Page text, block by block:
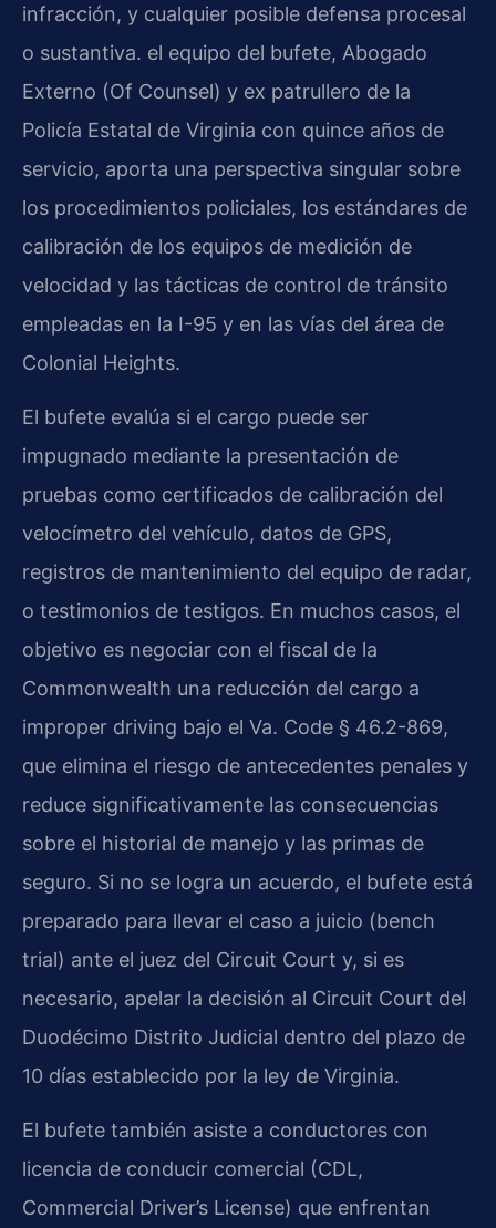
infracción, y cualquier posible defensa procesal
o sustantiva. el equipo del bufete, Abogado
Externo (Of Counsel) y ex patrullero de la
Policía Estatal de Virginia con quince años de
servicio, aporta una perspectiva singular sobre
los procedimientos policiales, los estándares de
calibración de los equipos de medición de
velocidad y las tácticas de control de tránsito
empleadas en la I-95 y en las vías del área de
Colonial Heights.
El bufete evalúa si el cargo puede ser
impugnado mediante la presentación de
pruebas como certificados de calibración del
velocímetro del vehículo, datos de GPS,
registros de mantenimiento del equipo de radar,
o testimonios de testigos. En muchos casos, el
objetivo es negociar con el fiscal de la
Commonwealth una reducción del cargo a
improper driving bajo el Va. Code § 46.2-869,
que elimina el riesgo de antecedentes penales y
reduce significativamente las consecuencias
sobre el historial de manejo y las primas de
seguro. Si no se logra un acuerdo, el bufete está
preparado para llevar el caso a juicio (bench
trial) ante el juez del Circuit Court y, si es
necesario, apelar la decisión al Circuit Court del
Duodécimo Distrito Judicial dentro del plazo de
10 días establecido por la ley de Virginia.
El bufete también asiste a conductores con
licencia de conducir comercial (CDL,
Commercial Driver’s License) que enfrentan